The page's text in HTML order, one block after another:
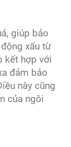
giúp bảo
xấu từ
kết hợp với
đảm bảo
này cũng
của ngôi